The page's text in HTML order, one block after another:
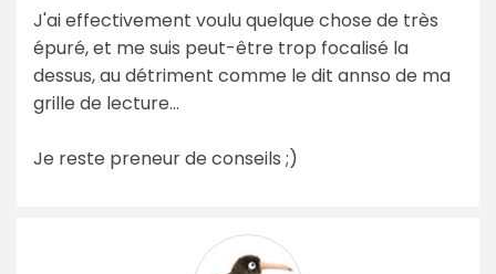
J'ai effectivement voulu quelque chose de très
épuré, et me suis peut-être trop focalisé la
dessus, au détriment comme le dit annso de ma
grille de lecture...
Je reste preneur de conseils ;)